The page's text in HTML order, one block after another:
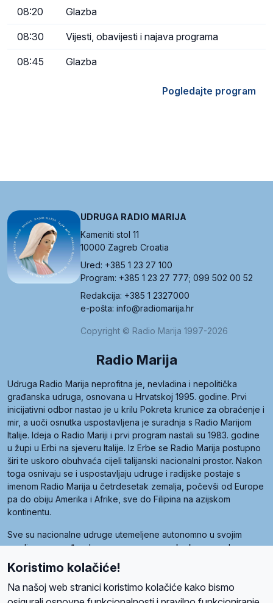
08:20 Glazba
08:30 Vijesti, obavijesti i najava programa
08:45 Glazba
Pogledajte program
UDRUGA RADIO MARIJA
Kameniti stol 11
10000 Zagreb Croatia
Ured: +385 1 23 27 100
Program: +385 1 23 27 777; 099 502 00 52
Redakcija: +385 1 2327000
e-pošta: info@radiomarija.hr
Copyright © Radio Marija 1997-2026
Radio Marija
Udruga Radio Marija neprofitna je, nevladina i nepolitička
građanska udruga, osnovana u Hrvatskoj 1995. godine. Prvi
inicijativni odbor nastao je u krilu Pokreta krunice za obraćenje i
mir, a uoči osnutka uspostavljena je suradnja s Radio Marijom
Italije. Ideja o Radio Mariji i prvi program nastali su 1983. godine
u župi u Erbi na sjeveru Italije. Iz Erbe se Radio Marija postupno
širi te uskoro obuhvaća cijeli talijanski nacionalni prostor. Nakon
toga osnivaju se i uspostavljaju udruge i radijske postaje s
imenom Radio Marija u četrdesetak zemalja, počevši od Europe
pa do obiju Amerika i Afrike, sve do Filipina na azijskom
kontinentu.
Sve su nacionalne udruge utemeljene autonomno u svojim
zemljama, a međusobna su povezane preko krovne udruge
pod nazivom Svjetska obitelj Radio Marije (World Family of
Radio Maria). Svjetsku obitelj utemeljilo je sedam članica, među
kojima je i hrvatska Udruga Radio Marija.
Koristimo kolačiće!
Na našoj web stranici koristimo kolačiće kako bismo